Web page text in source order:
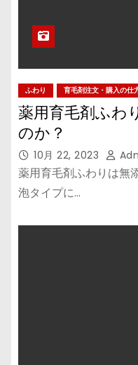
ふわり 育毛剤注文・購入の仕
薬用育毛剤ふわ
のか？
10月 22, 2023
薬用育毛剤ふわりは無
泡タイプに…